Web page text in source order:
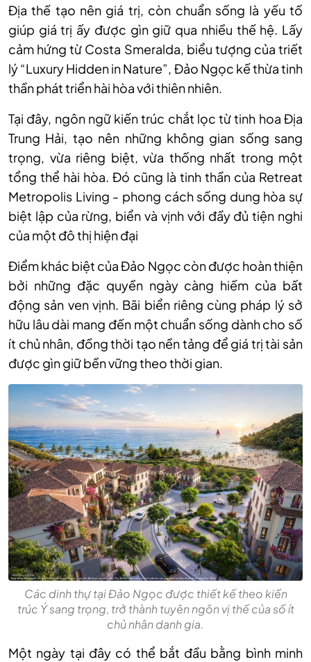
Địa thế tạo nên giá trị, còn chuẩn sống là yếu tố
giúp giá trị ấy được gìn giữ qua nhiều thế hệ. Lấy
cảm hứng từ Costa Smeralda, biểu tượng của triết
lý “Luxury Hidden in Nature”, Đảo Ngọc kế thừa tinh
thần phát triển hài hòa với thiên nhiên.
Tại đây, ngôn ngữ kiến trúc chắt lọc từ tinh hoa Địa
Trung Hải, tạo nên những không gian sống sang
trọng, vừa riêng biệt, vừa thống nhất trong một
tổng thể hài hòa. Đó cũng là tinh thần của Retreat
Metropolis Living - phong cách sống dung hòa sự
biệt lập của rừng, biển và vịnh với đầy đủ tiện nghi
của một đô thị hiện đại
Điểm khác biệt của Đảo Ngọc còn được hoàn thiện
bởi những đặc quyền ngày càng hiếm của bất
động sản ven vịnh. Bãi biển riêng cùng pháp lý sở
hữu lâu dài mang đến một chuẩn sống dành cho số
ít chủ nhân, đồng thời tạo nền tảng để giá trị tài sản
được gìn giữ bền vững theo thời gian.
Các dinh thự tại Đảo Ngọc được thiết kế theo kiến
trúc Ý sang trọng, trở thành tuyên ngôn vị thế của số ít
chủ nhân danh gia.
Một ngày tại đây có thể bắt đầu bằng bình minh